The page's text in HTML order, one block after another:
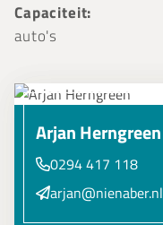
Capaciteit:
auto's
Arjan Herngreen
0294 417 118
arjan@nienaber.nl